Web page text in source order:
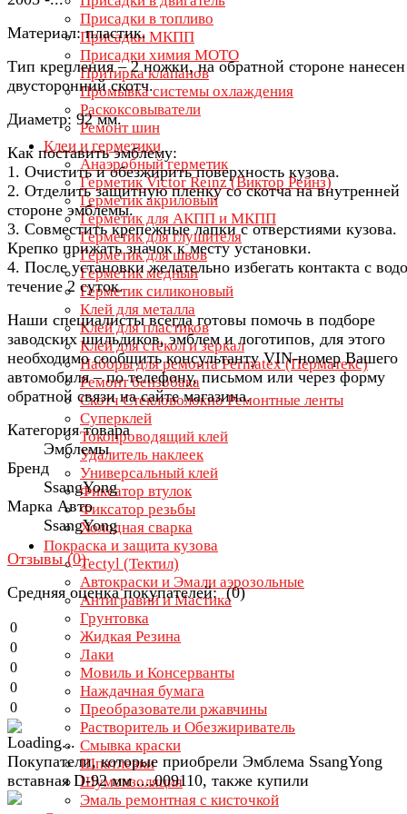
Присадки в топливо
Присадки МКПП
Присадки химия МОТО
Притирка клапанов
Промывка системы охлаждения
Раскоксовыватели
Ремонт шин
Клеи и герметики
Анаэробный герметик
Герметик Victor Reinz (Виктор Рейнз)
Герметик акриловый
Герметик для АКПП и МКПП
Герметик для глушителя
Герметик для швов
Герметик медный
Герметик силиконовый
Клей для металла
Клей для пластиков
Клей для стёкол и зеркал
Наборы для ремонта Permatex (Перматекс)
Ремонт бензобака
Скотч Стекловолокно Ремонтные ленты
Суперклей
Токопроводящий клей
Удалитель наклеек
Универсальный клей
Фиксатор втулок
Фиксатор резьбы
Холодная сварка
Покраска и защита кузова
Tectyl (Тектил)
Автокраски и Эмали аэрозольные
Антигравий и Мастика
Грунтовка
Жидкая Резина
Лаки
Мовиль и Консерванты
Наждачная бумага
Преобразователи ржавчины
Растворитель и Обезжириватель
Смывка краски
Шпатлевки
Шумоизоляция
Эмаль ремонтная с кисточкой
Материал: пластик.
Тип крепления – 2 ножки, на обратной стороне нанесен
двусторонний скотч.
Диаметр: 92 мм.
Как поставить эмблему:
1. Очистить и обезжирить поверхность кузова.
2. Отделить защитную пленку со скотча на внутренней
стороне эмблемы.
3. Совместить крепежные лапки с отверстиями кузова.
Крепко прижать значок к месту установки.
4. После установки желательно избегать контакта с
течение 2 суток.
Наши специалисты всегда готовы помочь в подборе
заводских шильдиков, эмблем и логотипов, для этого
необходимо сообщить консультанту VIN-номер Вашего
автомобиля – по телефону, письмом или через форму
обратной связи на сайте магазина.
Категория товара
Эмблемы
Бренд
SsangYong
Марка Авто
SsangYong
Отзывы (0)
Средняя оценка покупателей: (0)
0
0
0
0
0
Покупатели, которые приобрели Эмблема SsangYong
вставная D-92 мм ....009110, также купили